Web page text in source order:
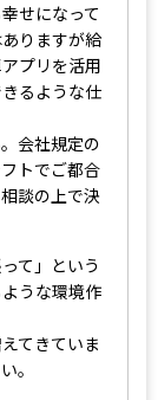
せになって
りますが給
プリを活用
るような仕
会社規定の
トでご都合
談の上で決
て」という
うな環境作
てきていま
。